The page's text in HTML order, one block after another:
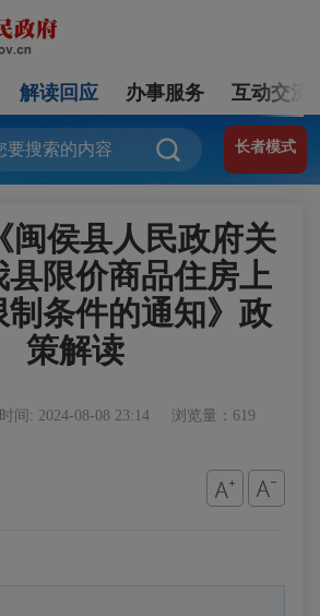
解读回应 办事服务 互动交流
长者模式
闽侯县人民政府关
县限价商品住房上
制条件的通知》政
策解读
间: 2024-08-08 23:14 浏览量：619